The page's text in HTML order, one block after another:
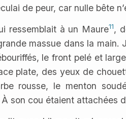
de peur, car nulle bête
ressemblait à un Maure11,
massue dans la main.
le front pelé et
plate, des yeux de
rousse, le menton
son cou étaient attachées